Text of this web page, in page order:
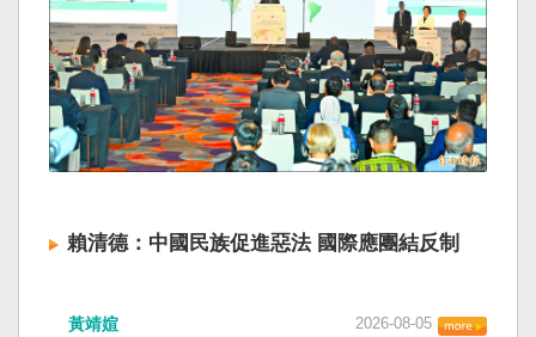
賴清德：中國民族促進惡法 國際應團結反制
黃靖媗 2026-08-05